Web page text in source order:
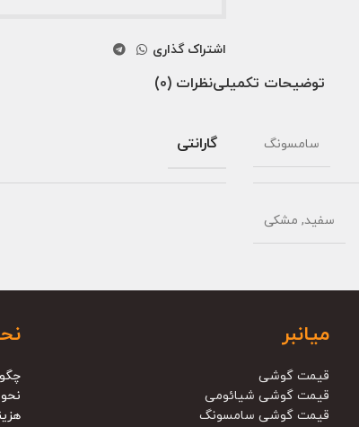
اشتراک گذاری
توضیحات تکمیلینظرات (0)
سامسونگ گارانتی
سفید, مشکی
میانبر
قیمت گوشی
قیمت گوشی شیائومی
قیمت گوشی سامسونگ